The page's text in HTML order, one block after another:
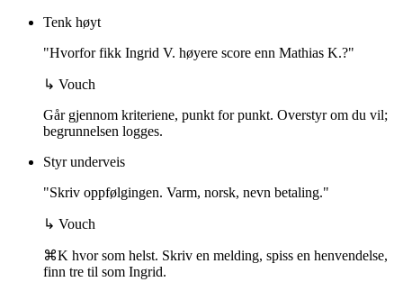
Tenk høyt
"Hvorfor fikk Ingrid V. høyere score enn Mathias K.?"
↳ Vouch
Går gjennom kriteriene, punkt for punkt. Overstyr om du vil;
begrunnelsen logges.
Styr underveis
"Skriv oppfølgingen. Varm, norsk, nevn betaling."
↳ Vouch
⌘K hvor som helst. Skriv en melding, spiss en henvendelse,
finn tre til som Ingrid.